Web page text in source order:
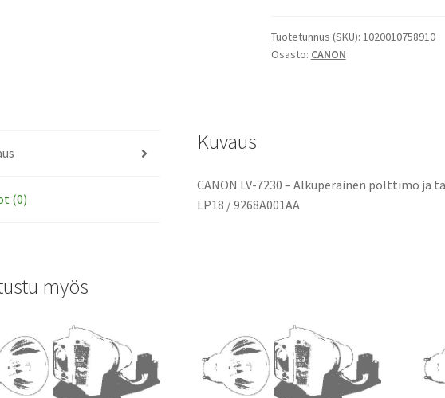
Alkuperäinen
polttimo
Tuotetunnus (SKU): 1020010758910
Osasto: CANON
(0)
Kuvaus
CANON LV-7230 – Alkuperäinen polttimo ja
LP18 / 9268A001AA
myös